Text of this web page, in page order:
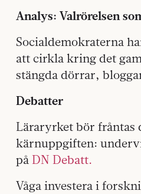
Analys: Valrörelsen
Socialdemokraterna
att cirkla kring det
stängda dörrar,
Debatter
Läraryrket bör fråntas
kärnuppgiften:
på DN Debatt.
Våga investera i